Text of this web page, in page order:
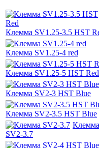
Клемма SV1.25-3.5 HST
Клемма SV1.25-4 red
Клемма SV1.25-5 HST Red
Клемма SV2-3 HST Blue
Клемма SV2-3.5 HST Blue
Клемма
SV2-3.7